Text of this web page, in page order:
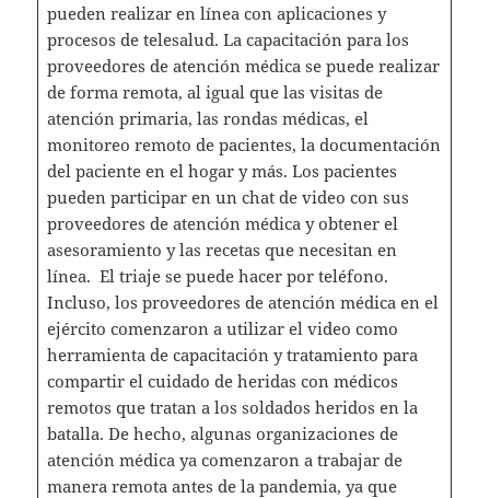
pueden realizar en línea con aplicaciones y
procesos de telesalud. La capacitación para los
proveedores de atención médica se puede realizar
de forma remota, al igual que las visitas de
atención primaria, las rondas médicas, el
monitoreo remoto de pacientes, la documentación
del paciente en el hogar y más. Los pacientes
pueden participar en un chat de video con sus
proveedores de atención médica y obtener el
asesoramiento y las recetas que necesitan en
línea. El triaje se puede hacer por teléfono.
Incluso, los proveedores de atención médica en el
ejército comenzaron a utilizar el video como
herramienta de capacitación y tratamiento para
compartir el cuidado de heridas con médicos
remotos que tratan a los soldados heridos en la
batalla. De hecho, algunas organizaciones de
atención médica ya comenzaron a trabajar de
manera remota antes de la pandemia, ya que